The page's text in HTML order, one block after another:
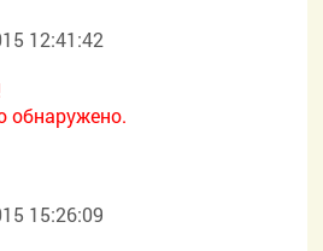
12:41:42
обнаружено.
15:26:09